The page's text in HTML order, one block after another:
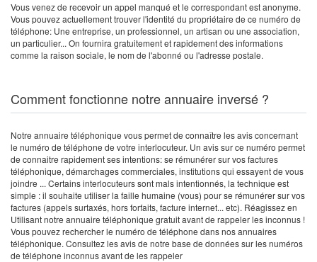
Vous venez de recevoir un appel manqué et le correspondant est anonyme.
Vous pouvez actuellement trouver l'identité du propriétaire de ce numéro de
téléphone: Une entreprise, un professionnel, un artisan ou une association,
un particulier... On fournira gratuitement et rapidement des informations
comme la raison sociale, le nom de l'abonné ou l'adresse postale.
Comment fonctionne notre annuaire inversé ?
Notre annuaire téléphonique vous permet de connaître les avis concernant
le numéro de téléphone de votre interlocuteur. Un avis sur ce numéro permet
de connaitre rapidement ses intentions: se rémunérer sur vos factures
téléphonique, démarchages commerciales, institutions qui essayent de vous
joindre ... Certains interlocuteurs sont mals intentionnés, la technique est
simple : il souhaite utiliser la faille humaine (vous) pour se rémunérer sur vos
factures (appels surtaxés, hors forfaits, facture internet... etc). Réagissez en
Utilisant notre annuaire téléphonique gratuit avant de rappeler les inconnus !
Vous pouvez rechercher le numéro de téléphone dans nos annuaires
téléphonique. Consultez les avis de notre base de données sur les numéros
de téléphone inconnus avant de les rappeler